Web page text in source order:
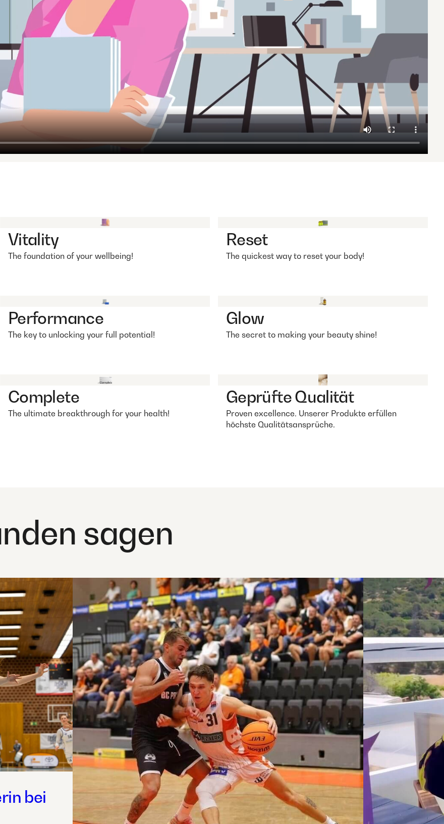
Vitality
The foundation of your wellbeing!
Reset
The quickest way to reset your body!
Performance
The key to unlocking your full potential!
Glow
The secret to making your beauty shine!
Complete
The ultimate breakthrough for your health!
Geprüfte Qualität
Proven excellence. Unserer Produkte erfüllen
höchste Qualitätsansprüche.
sagen
bei